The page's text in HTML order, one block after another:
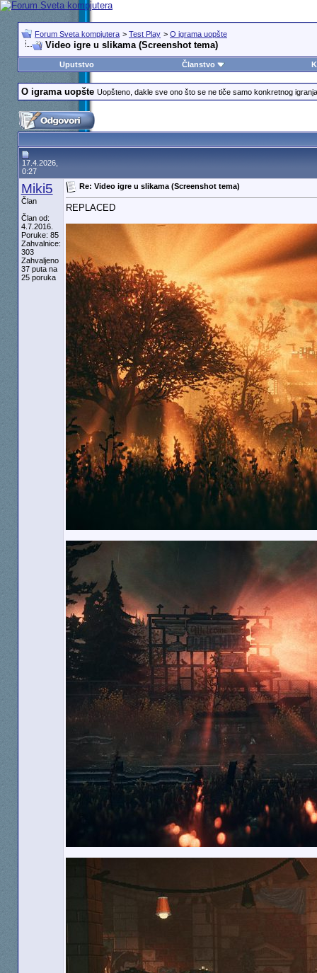
Forum Sveta kompjutera > Test Play > O igrama uopšte
Video igre u slikama (Screenshot tema)
Uputstvo Članstvo
O igrama uopšte Uopšteno, dakle sve ono što se ne tiče samo konkretnog
17.4.2026,
0:27
Miki5
Član
Član od:
4.7.2016.
Poruke: 85
Zahvalnice:
303
Zahvaljeno
37 puta na
25 poruka
Re: Video igre u slikama (Screenshot tema)
REPLACED